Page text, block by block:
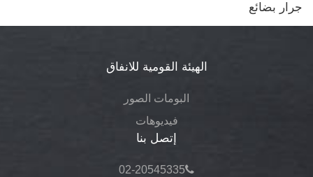
جرار بضائع
الهيئة القومية للانفاق
البومات الصور
فيديوهات
إتصل بنا
02-20545335